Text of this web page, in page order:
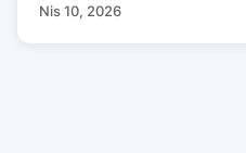
Nis 10, 2026